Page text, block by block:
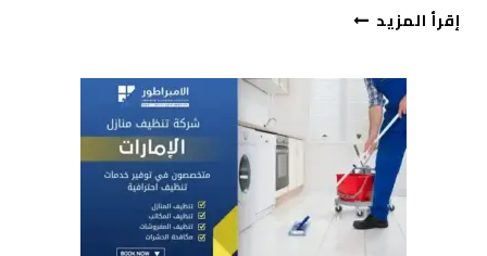
إقرأ المزيدشركة
الباهية
|
نظافة
شاملة
ومكافحة
حشرات
فعالة